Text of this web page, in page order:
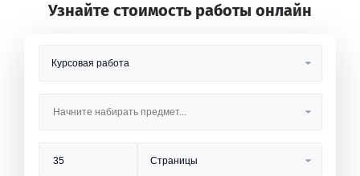
Узнайте стоимость работы онлайн